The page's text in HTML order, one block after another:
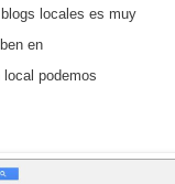
locales es muy
en
podemos